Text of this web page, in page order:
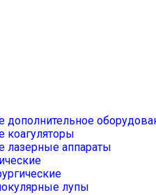
дополнительное
коагуляторы
лазерные аппараты
лупы